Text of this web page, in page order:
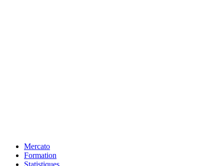
Mercato
Formation
Statistiques